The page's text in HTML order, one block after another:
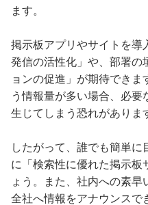
ます。
掲示板アプリやサイトを導
発信の活性化」や、部署の
ョンの促進」が期待でき
う情報量が多い場合、必
生じてしまう恐れがありま
したがって、誰でも簡単に
に「検索性に優れた掲示板
ょう。また、社内への素
全社へ情報をアナウンスで